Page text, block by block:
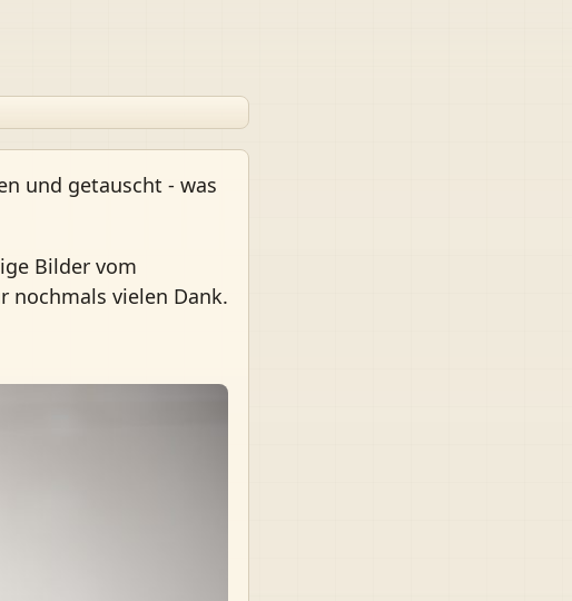
und getauscht - was
Bilder vom
nochmals vielen Dank.